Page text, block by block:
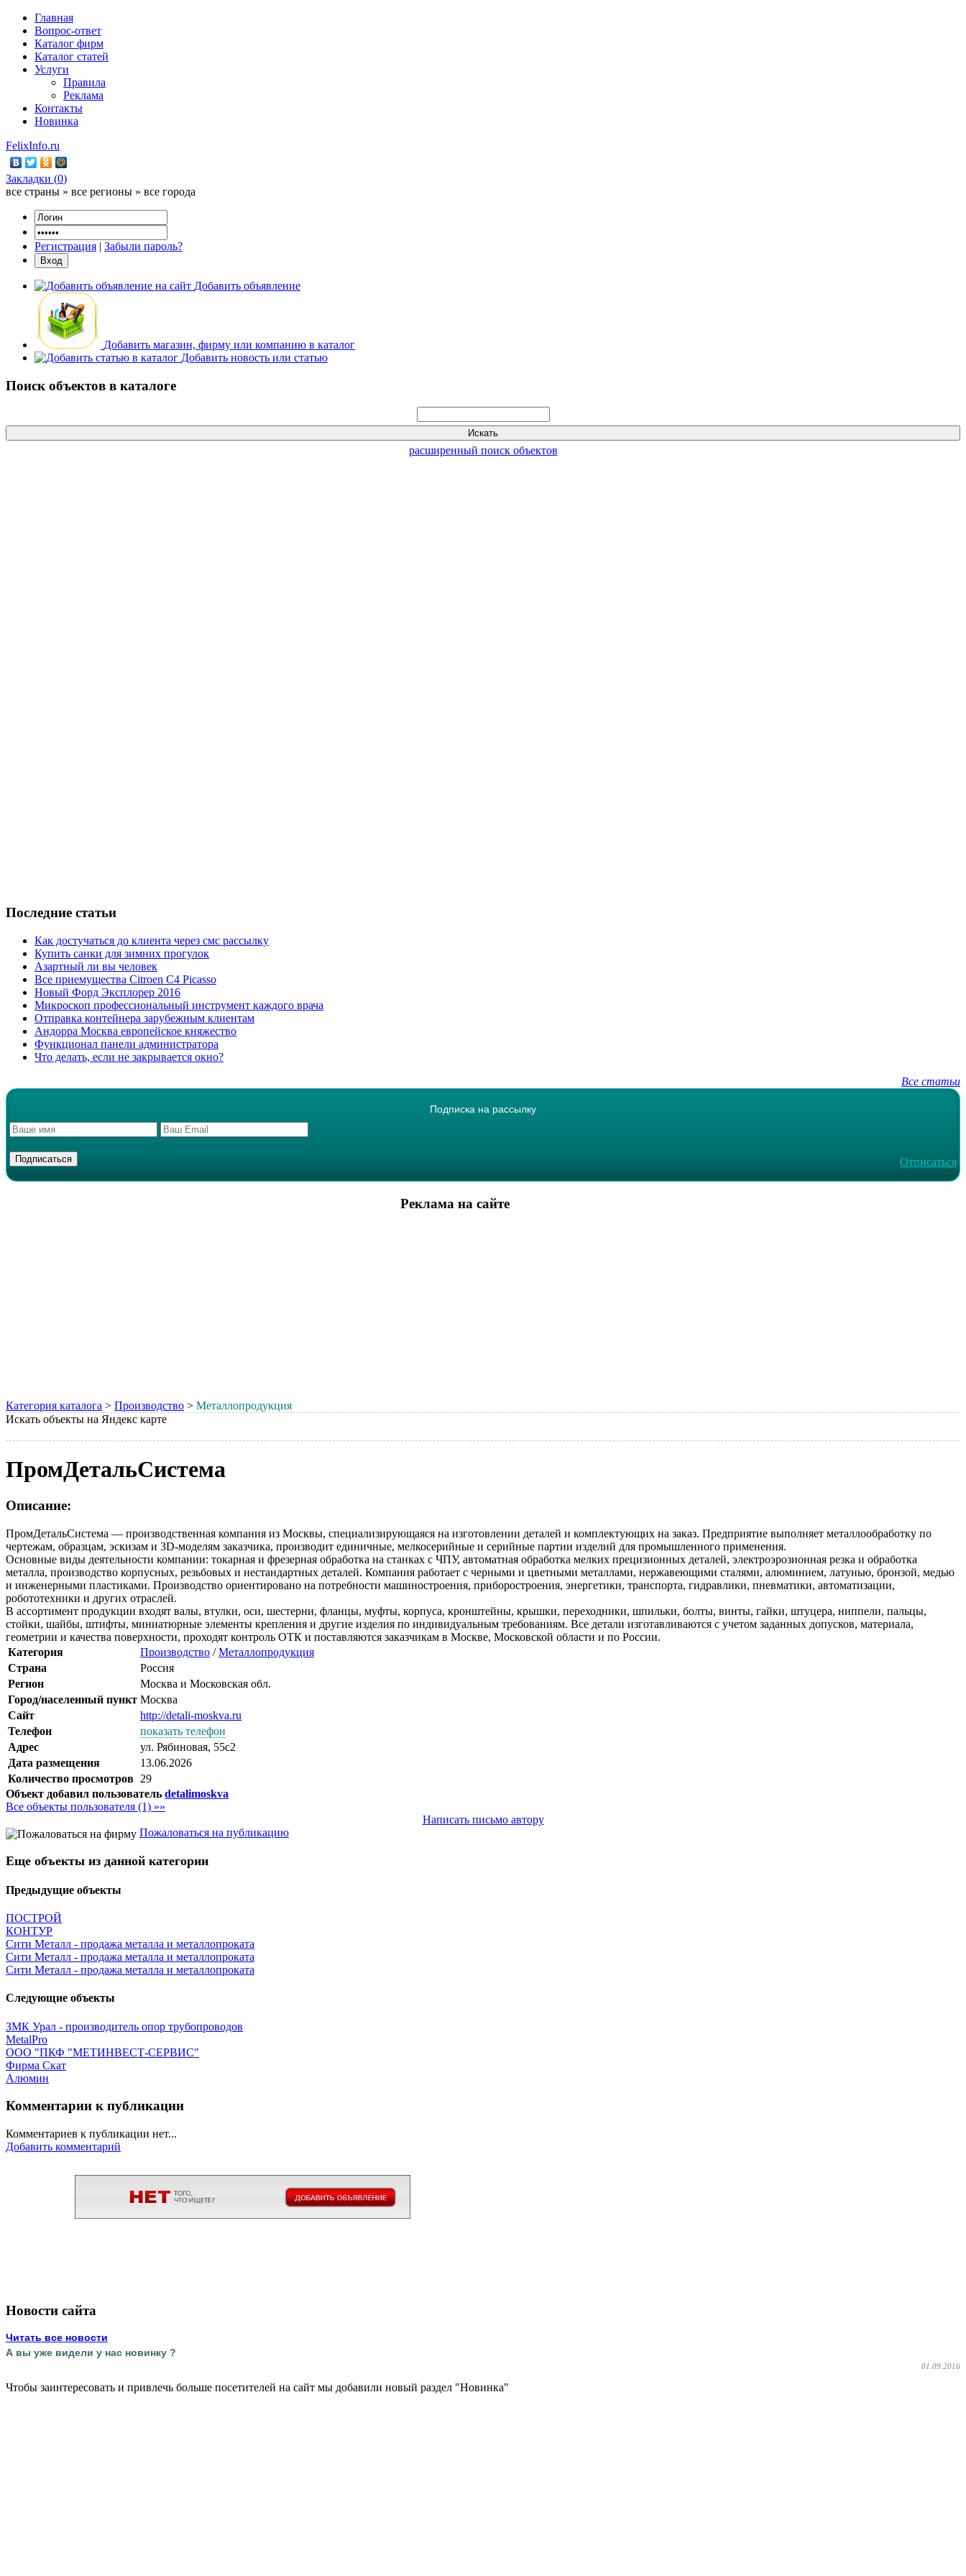
Главная
Вопрос-ответ
Каталог фирм
Каталог статей
Услуги
Правила
Реклама
Контакты
Новинка
FelixInfo.ru
Закладки (0)
все страны » все регионы » все города
Регистрация | Забыли пароль?
Добавить объявление
Добавить магазин, фирму или компанию в каталог
Добавить новость или статью
Поиск объектов в каталоге
расширенный поиск объектов
Последние статьи
Как достучаться до клиента через смс рассылку
Купить санки для зимних прогулок
Азартный ли вы человек
Все приемущества Сitroen C4 Picasso
Новый Форд Эксплорер 2016
Микроскоп профессиональный инструмент каждого врача
Отправка контейнера зарубежным клиентам
Андорра Москва европейское княжество
Функционал панели администратора
Что делать, если не закрывается окно?
Все статьи
Подписка на рассылку
Отписаться
Реклама на сайте
Категория каталога > Производство > Металлопродукция
Искать объекты на Яндекс карте
ПромДетальСистема
Описание:
ПромДетальСистема — производственная компания из Москвы, специализирующаяся на изготовлении деталей и комплектующих на заказ. Предприятие выполняет металлообработку по
чертежам, образцам, эскизам и 3D-моделям заказчика, производит единичные, мелкосерийные и серийные партии изделий для промышленного применения.
Основные виды деятельности компании: токарная и фрезерная обработка на станках с ЧПУ, автоматная обработка мелких прецизионных деталей, электроэрозионная резка и обработка
металла, производство корпусных, резьбовых и нестандартных деталей. Компания работает с черными и цветными металлами, нержавеющими сталями, алюминием, латунью, бронзой, медью
и инженерными пластиками. Производство ориентировано на потребности машиностроения, приборостроения, энергетики, транспорта, гидравлики, пневматики, автоматизации,
робототехники и других отраслей.
В ассортимент продукции входят валы, втулки, оси, шестерни, фланцы, муфты, корпуса, кронштейны, крышки, переходники, шпильки, болты, винты, гайки, штуцера, ниппели, пальцы,
стойки, шайбы, штифты, миниатюрные элементы крепления и другие изделия по индивидуальным требованиям. Все детали изготавливаются с учетом заданных допусков, материала,
геометрии и качества поверхности, проходят контроль ОТК и поставляются заказчикам в Москве, Московской области и по России.
Категория
Производство /Металлопродукция
Страна
Россия
Регион
Москва и Московская обл.
Город/населенный пункт Москва
Сайт
http://detali-moskva.ru
Телефон
показать телефон
Адрес
ул. Рябиновая, 55с2
Дата размещения
13.06.2026
Количество просмотров 29
Объект добавил пользователь detalimoskva
Все объекты пользователя (1) »»
Написать письмо автору
Пожаловаться на публикацию
Еще объекты из данной категории
Предыдущие объекты
ПОСТРОЙ
КОНТУР
Сити Металл - продажа металла и металлопроката
Сити Металл - продажа металла и металлопроката
Сити Металл - продажа металла и металлопроката
Следующие объекты
ЗМК Урал - производитель опор трубопроводов
MetalPro
ООО "ПКФ "МЕТИНВЕСТ-СЕРВИС"
Фирма Скат
Алюмин
Комментарии к публикации
Комментариев к публикации нет...
Добавить комментарий
Новости сайта
Читать все новости
А вы уже видели у нас новинку ?
01.09.2016
Чтобы заинтересовать и привлечь больше посетителей на сайт мы добавили новый раздел "Новинка"